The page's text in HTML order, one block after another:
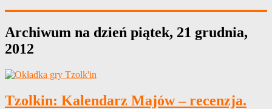
Archiwum na dzień piątek, 21 grudnia,
2012
Tzolkin: Kalendarz Majów – recenzja.